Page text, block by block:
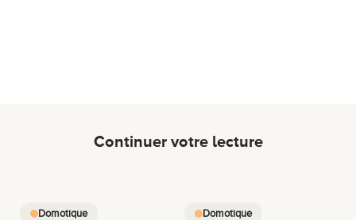
Continuer votre lecture
Domotique Domotique